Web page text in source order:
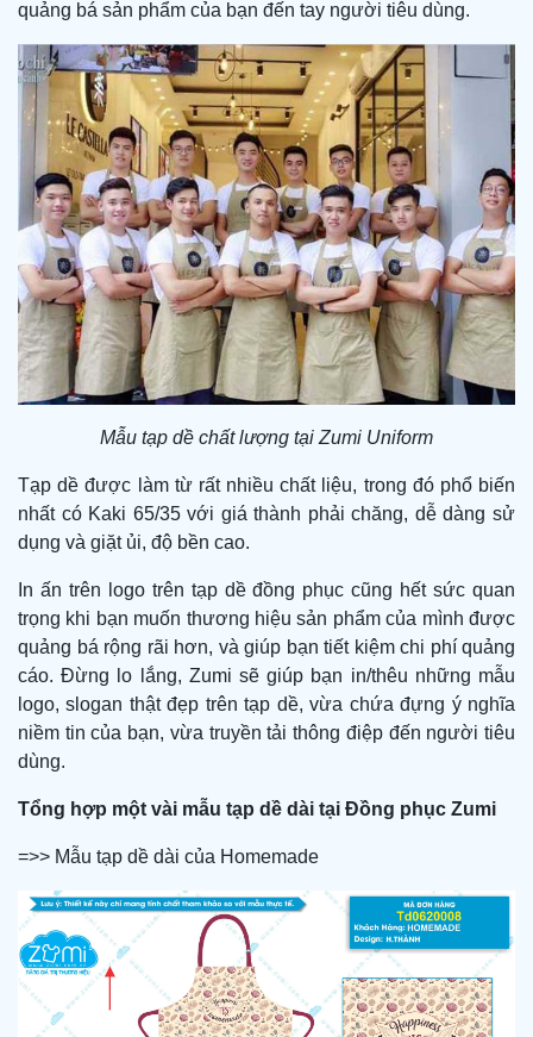
quảng bá sản phẩm của bạn đến tay người tiêu dùng.
Mẫu tạp dề chất lượng tại Zumi Uniform
Tạp dề được làm từ rất nhiều chất liệu, trong đó phổ biến
nhất có Kaki 65/35 với giá thành phải chăng, dễ dàng sử
dụng và giặt ủi, độ bền cao.
In ấn trên logo trên tạp dề đồng phục cũng hết sức quan
trọng khi bạn muốn thương hiệu sản phẩm của mình được
quảng bá rộng rãi hơn, và giúp bạn tiết kiệm chi phí quảng
cáo. Đừng lo lắng, Zumi sẽ giúp bạn in/thêu những mẫu
logo, slogan thật đẹp trên tạp dề, vừa chứa đựng ý nghĩa
niềm tin của bạn, vừa truyền tải thông điệp đến người tiêu
dùng.
Tổng hợp một vài mẫu tạp dề dài tại Đồng phục Zumi
=>> Mẫu tạp dề dài của Homemade